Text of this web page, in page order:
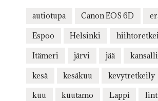
autiotupa Canon EOS 6D
Espoo Helsinki
Itämeri järvi jää
kesä kesäkuu kevytretkeily
kuu kuutamo Lappi